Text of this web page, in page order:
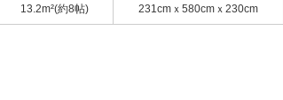
13.2m²(約8帖) 231cmｘ580cmｘ230cm